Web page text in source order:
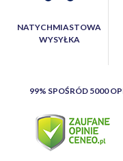
NATYCHMIASTOWA
WYSYŁKA
99% SPOŚRÓD 5000